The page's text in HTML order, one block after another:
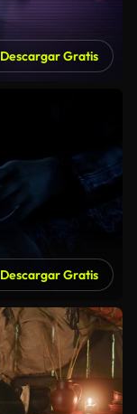
Descargar Gratis
Descargar Gratis